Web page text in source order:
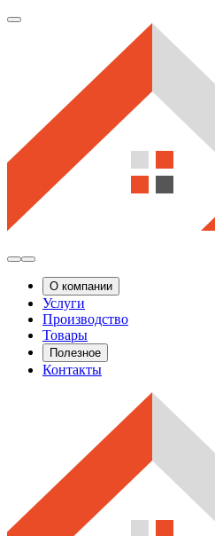
О компании
Услуги
Производство
Товары
Полезное
Контакты